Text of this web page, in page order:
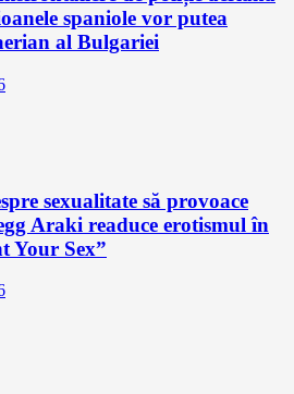
spaniole vor putea
al Bulgariei
sexualitate să provoace
Araki readuce erotismul în
Your Sex”